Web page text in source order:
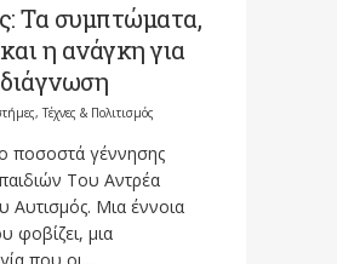
Τα συμπτώματα,
η ανάγκη για
Τέχνες & Πολιτισμός
ποσοστά γέννησης
Του Αντρέα
Αυτισμός. Μια έννοια
φοβίζει, μια